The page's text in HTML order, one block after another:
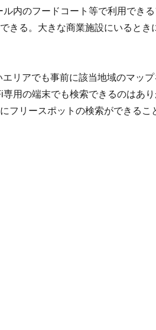
内のフードコート等で利用できる
きる。大きな商業施設にいるとき
リアでも事前に該当地域のマッ
用の端末でも検索できるのはあ
フリースポットの検索ができるこ